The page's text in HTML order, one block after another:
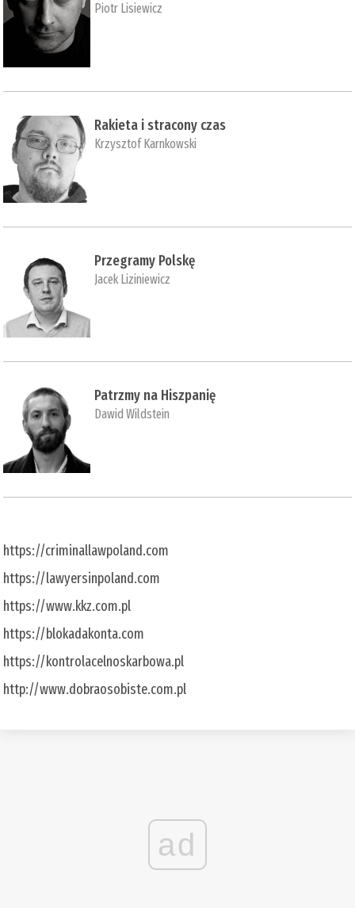
Piotr Lisiewicz
Rakieta i stracony czas
Krzysztof Karnkowski
Przegramy Polskę
Jacek Liziniewicz
Patrzmy na Hiszpanię
Dawid Wildstein
https://criminallawpoland.com
https://lawyersinpoland.com
https://www.kkz.com.pl
https://blokadakonta.com
https://kontrolacelnoskarbowa.pl
http://www.dobraosobiste.com.pl
ad